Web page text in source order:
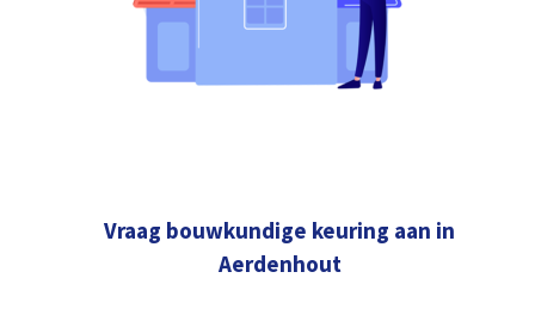
Vraag bouwkundige keuring aan in
Aerdenhout